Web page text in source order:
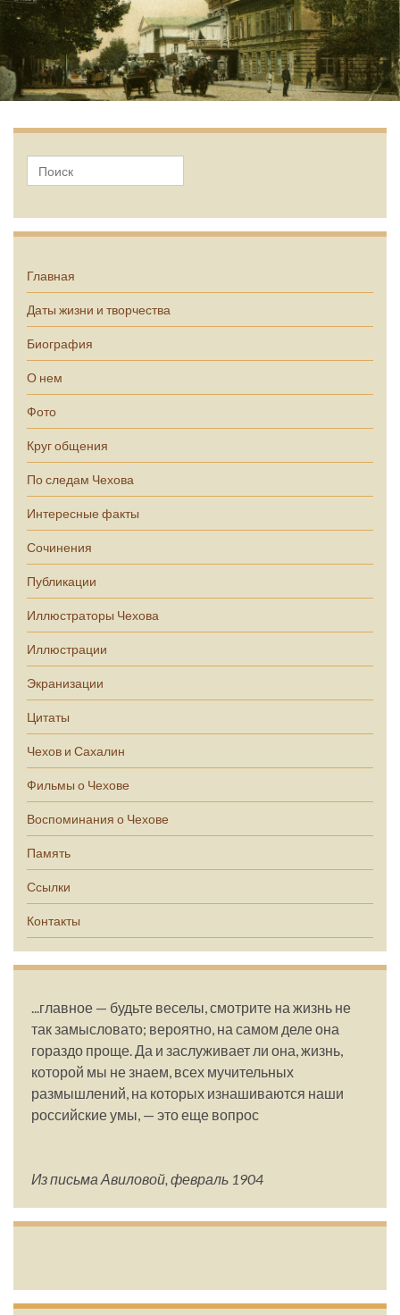
Главная
Даты жизни и творчества
Биография
О нем
Фото
Круг общения
По следам Чехова
Интересные факты
Сочинения
Публикации
Иллюстраторы Чехова
Иллюстрации
Экранизации
Цитаты
Чехов и Сахалин
Фильмы о Чехове
Воспоминания о Чехове
Память
Ссылки
Контакты
...главное — будьте веселы, смотрите на жизнь не
так замысловато; вероятно, на самом деле она
гораздо проще. Да и заслуживает ли она, жизнь,
которой мы не знаем, всех мучительных
размышлений, на которых изнашиваются наши
российские умы, — это еще вопрос
Из письма Авиловой, февраль 1904